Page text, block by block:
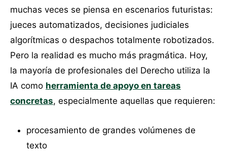
muchas veces se piensa en escenarios futuristas:
jueces automatizados, decisiones judiciales
algorítmicas o despachos totalmente robotizados.
Pero la realidad es mucho más pragmática. Hoy,
la mayoría de profesionales del Derecho utiliza la
IA como herramienta de apoyo en tareas
concretas, especialmente aquellas que requieren:
procesamiento de grandes volúmenes de
texto